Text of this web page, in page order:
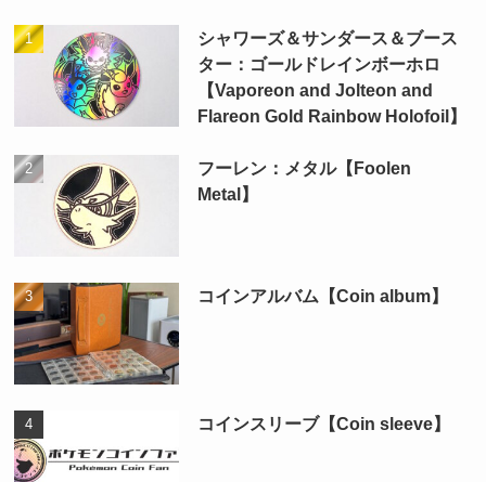
シャワーズ＆サンダース＆ブース
ター：ゴールドレインボーホロ
【Vaporeon and Jolteon and
Flareon Gold Rainbow Holofoil】
フーレン：メタル【Foolen
Metal】
コインアルバム【Coin album】
コインスリーブ【Coin sleeve】